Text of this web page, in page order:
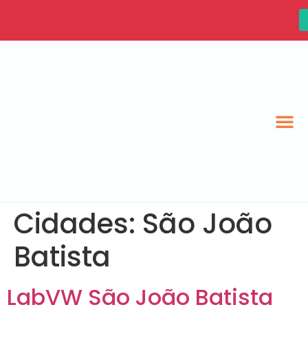
Cidades: São João
Batista
LabVW São João Batista